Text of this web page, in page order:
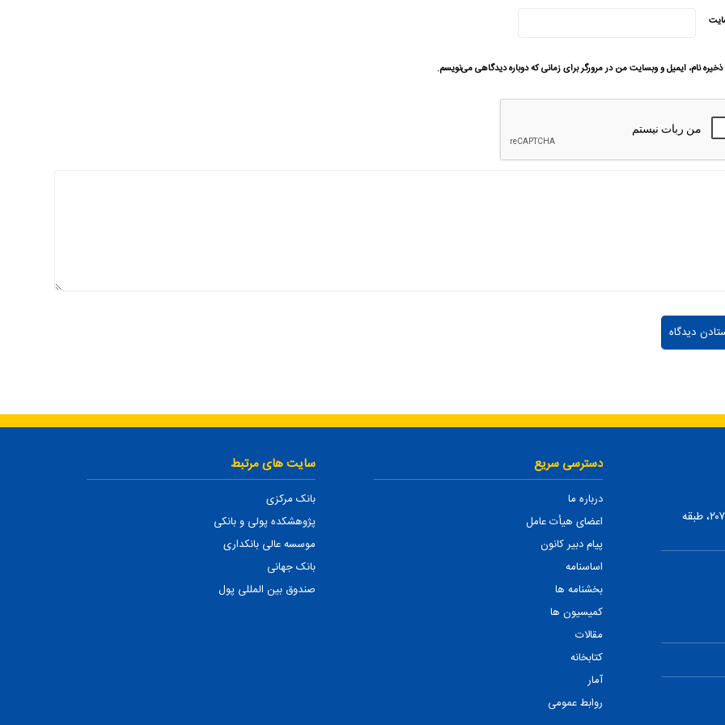
ذخیره نام، ایمیل و وبسایت من در مرورگر برای زمانی که دوباره دیدگاهی می‌نویسم.
تهران، ضلع شمالی بلوار میرداماد، بین نفت و شمس تبریزی، پلاک ۲۰۷، طبقه
دسترسی سریع
درباره ما
اعضای هیأت عامل
پیام دبیر کانون
اساسنامه
بخشنامه ها
کمیسیون ها
مقالات
کتابخانه
آمار
روابط عمومی
سایت های مرتبط
بانک مرکزی
پژوهشکده پولی و بانکی
موسسه عالی بانکداری
بانک جهانی
صندوق بین المللی پول